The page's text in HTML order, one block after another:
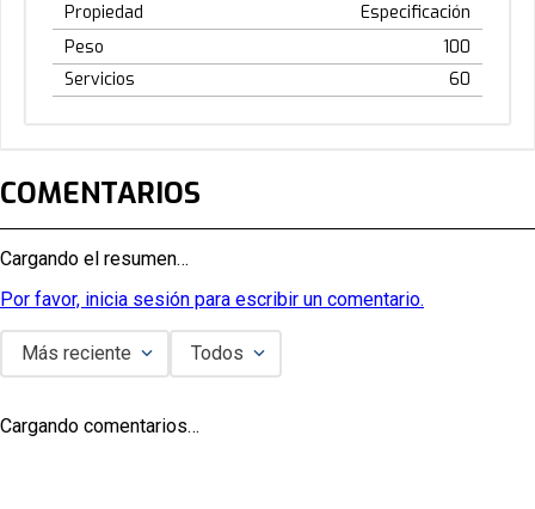
Propiedad
Especificación
Peso
100
Servicios
60
COMENTARIOS
Cargando el resumen…
Por favor, inicia sesión para escribir un comentario.
Más reciente Todos
Cargando comentarios…